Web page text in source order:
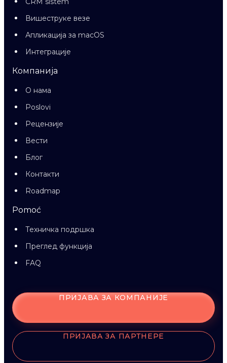
Вишеструке везе
Апликација за macOS
Интеграције
Компанија
О нама
Poslovi
Рецензије
Вести
Блог
Контакти
Roadmap
Pomoć
Техничка подршка
Преглед функција
FAQ
ПРИЈАВА ЗА КОМПАНИЈЕ
ПРИЈАВА ЗА ПАРТНЕРЕ